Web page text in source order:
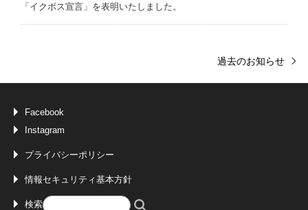
「イクボス宣言」を表明いたしました。
過去のお知らせ
Facebook
Instagram
プライバシーポリシー
情報セキュリティ基本方針
検索